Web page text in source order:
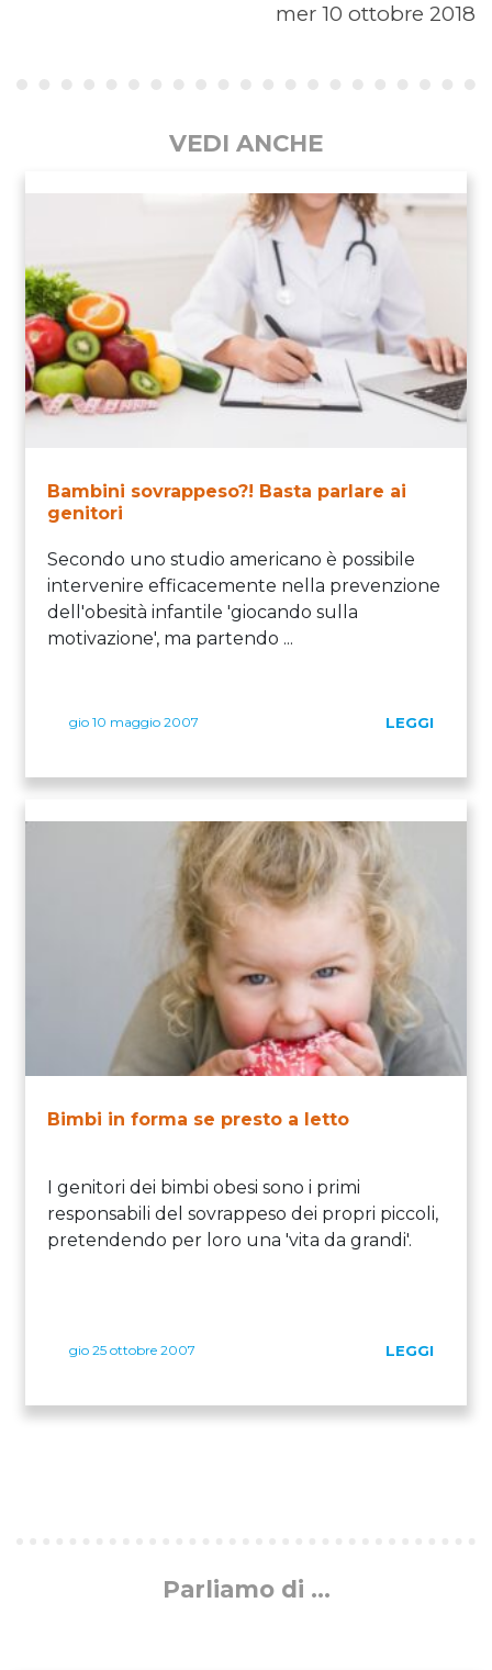
mer 10 ottobre 2018
VEDI ANCHE
Bambini sovrappeso?! Basta parlare ai
genitori
Secondo uno studio americano è possibile
intervenire efficacemente nella prevenzione
dell'obesità infantile 'giocando sulla
motivazione', ma partendo ...
gio 10 maggio 2007 LEGGI
Bimbi in forma se presto a letto
I genitori dei bimbi obesi sono i primi
responsabili del sovrappeso dei propri piccoli,
pretendendo per loro una 'vita da grandi'.
gio 25 ottobre 2007 LEGGI
Parliamo di ...